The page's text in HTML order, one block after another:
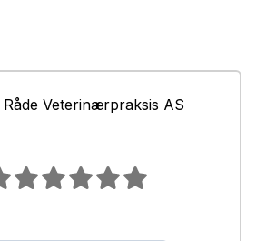
Råde Veterinærpraksis AS